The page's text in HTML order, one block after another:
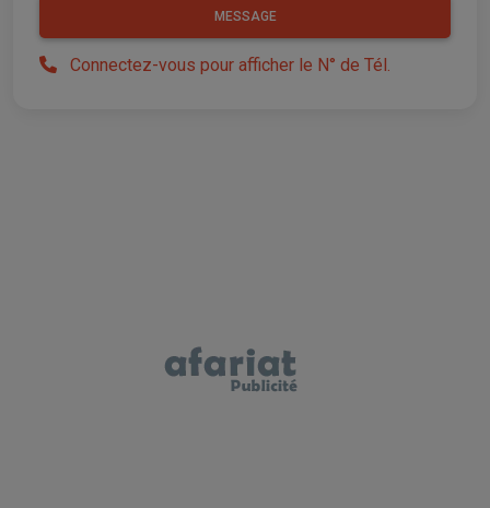
MESSAGE
Connectez-vous pour afficher le N° de Tél.